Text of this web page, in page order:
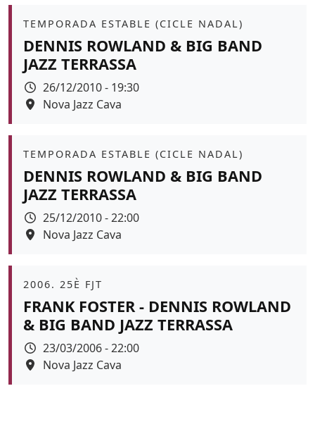
Àmbit
TEMPORADA ESTABLE (CICLE NADAL)
DENNIS ROWLAND & BIG BAND
JAZZ TERRASSA
Data
26/12/2010 - 19:30
Espai
Nova Jazz Cava
Àmbit
TEMPORADA ESTABLE (CICLE NADAL)
DENNIS ROWLAND & BIG BAND
JAZZ TERRASSA
Data
25/12/2010 - 22:00
Espai
Nova Jazz Cava
Àmbit
2006. 25È FJT
FRANK FOSTER - DENNIS ROWLAND
& BIG BAND JAZZ TERRASSA
Data
23/03/2006 - 22:00
Espai
Nova Jazz Cava